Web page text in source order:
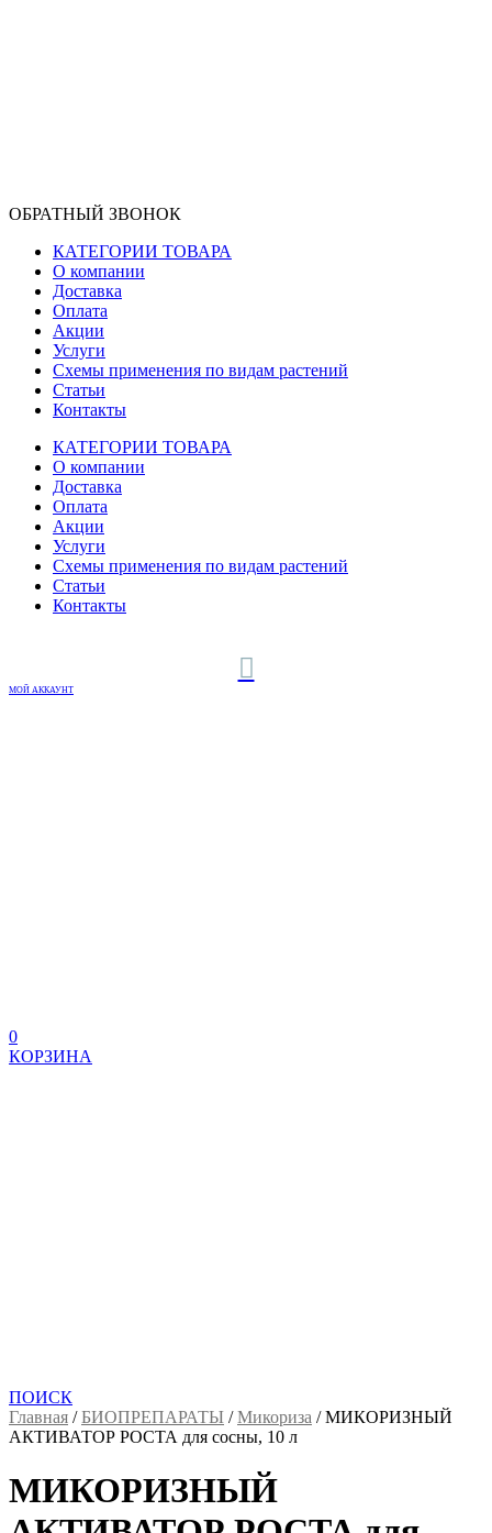
ОБРАТНЫЙ ЗВОНОК
КАТЕГОРИИ ТОВАРА
О компании
Доставка
Оплата
Акции
Услуги
Схемы применения по видам растений
Статьи
Контакты
КАТЕГОРИИ ТОВАРА
О компании
Доставка
Оплата
Акции
Услуги
Схемы применения по видам растений
Статьи
Контакты
МОЙ АККАУНТ
0
КОРЗИНА
ПОИСК
Главная /БИОПРЕПАРАТЫ /Микориза /МИКОРИЗНЫЙ
АКТИВАТОР РОСТА для сосны, 10 л
МИКОРИЗНЫЙ